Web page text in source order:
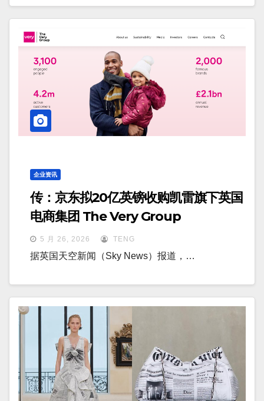
企业资讯
传：京东拟20亿英镑收购凯雷旗下英国
电商集团 The Very Group
5 月 26, 2026 TENG
据英国天空新闻（Sky News）报道，…